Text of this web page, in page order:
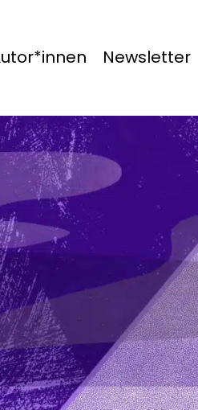
Newsletter